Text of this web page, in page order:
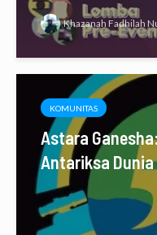
Khazanah Fadhilah
KOMUNITAS
Astara
Antariksa Dunia